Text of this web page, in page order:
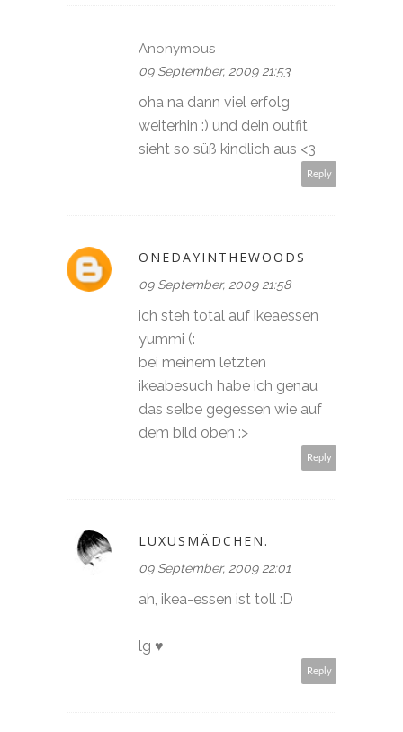
Anonymous
09 September, 2009 21:53
oha na dann viel erfolg
weiterhin :) und dein outfit
sieht so süß kindlich aus <3
Reply
ONEDAYINTHEWOODS
09 September, 2009 21:58
ich steh total auf ikeaessen
yummi (:
bei meinem letzten
ikeabesuch habe ich genau
das selbe gegessen wie auf
dem bild oben :>
Reply
LUXUSMÄDCHEN.
09 September, 2009 22:01
ah, ikea-essen ist toll :D
lg ♥
Reply